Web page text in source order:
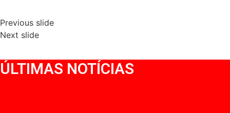
Previous slide
Next slide
ÚLTIMAS NOTÍCIAS